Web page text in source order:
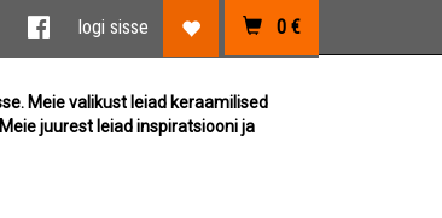
0 €
Lemmikute link
logi sisse
Facebook link
link
Meie valikust leiad keraamilised
juurest leiad inspiratsiooni ja